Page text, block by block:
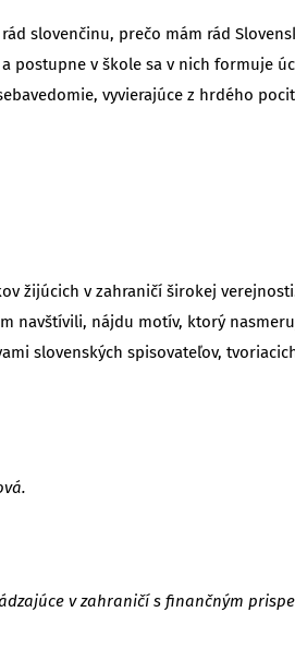
slovenčinu, prečo mám rád
postupne v škole sa v nich formuje
vyvierajúce z hrdého
žijúcich v zahraničí širokej
navštívili, nájdu motív, ktorý
slovenských spisovateľov,
v zahraničí s finančným